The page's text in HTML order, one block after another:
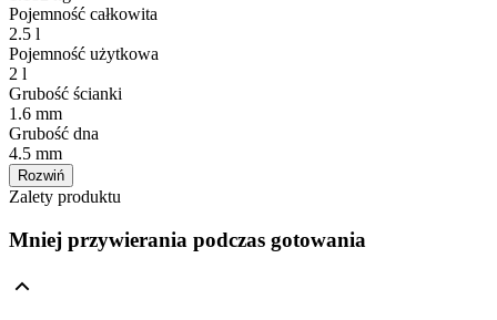
Pojemność całkowita
2.5 l
Pojemność użytkowa
2 l
Grubość ścianki
1.6 mm
Grubość dna
4.5 mm
Rozwiń
Zalety produktu
Mniej przywierania podczas gotowania